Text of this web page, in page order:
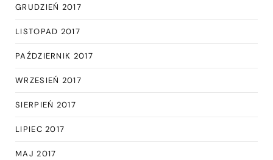
GRUDZIEŃ 2017
LISTOPAD 2017
PAŹDZIERNIK 2017
WRZESIEŃ 2017
SIERPIEŃ 2017
LIPIEC 2017
MAJ 2017